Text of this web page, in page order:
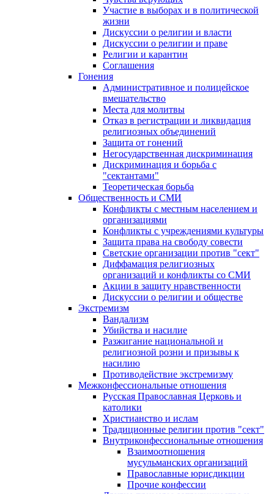
Участие в выборах и в политической
жизни
Дискуссии о религии и власти
Дискуссии о религии и праве
Религии и карантин
Соглашения
Гонения
Административное и полицейское
вмешательство
Места для молитвы
Отказ в регистрации и ликвидация
религиозных объединений
Защита от гонений
Негосударственная дискриминация
Дискриминация и борьба с
"сектантами"
Теоретическая борьба
Общественность и СМИ
Конфликты с местным населением и
организациями
Конфликты с учреждениями культуры
Защита права на свободу совести
Светские организации против "сект"
Диффамация религиозных
организаций и конфликты со СМИ
Акции в защиту нравственности
Дискуссии о религии и обществе
Экстремизм
Вандализм
Убийства и насилие
Разжигание национальной и
религиозной розни и призывы к
насилию
Противодействие экстремизму
Межконфессиональные отношения
Русская Православная Церковь и
католики
Христианство и ислам
Традиционные религии против "сект"
Внутриконфессиональные отношения
Взаимоотношения
мусульманских организаций
Православные юрисдикции
Прочие конфессии